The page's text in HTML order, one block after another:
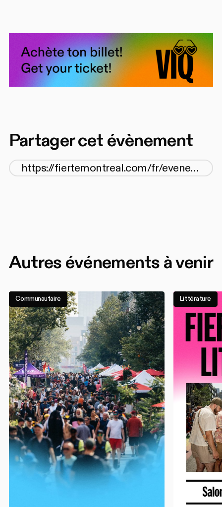
Partager cet évènement
Autres événements à venir
Communautaire Littérature